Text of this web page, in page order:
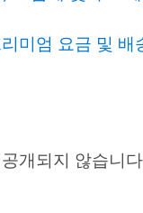
미엄 요금 및 배
개되지 않습니